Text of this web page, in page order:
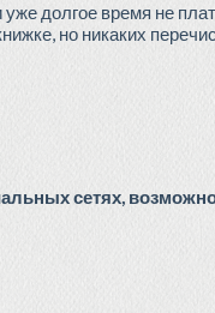
долгое время не
но никаких
сетях,